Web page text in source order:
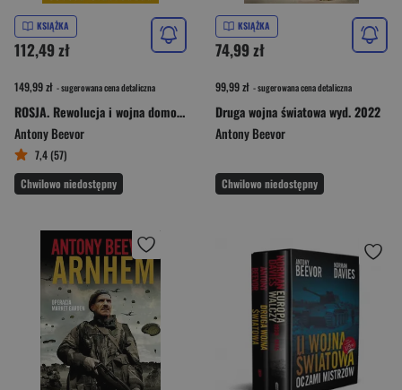
KSIĄŻKA
112,49 zł
149,99 zł - sugerowana cena detaliczna
ROSJA. Rewolucja i wojna domowa 1917-1921
Antony Beevor
7,4 (57)
Chwilowo niedostępny
KSIĄŻKA
74,99 zł
99,99 zł - sugerowana cena detaliczna
Druga wojna światowa wyd. 2022
Antony Beevor
Chwilowo niedostępny